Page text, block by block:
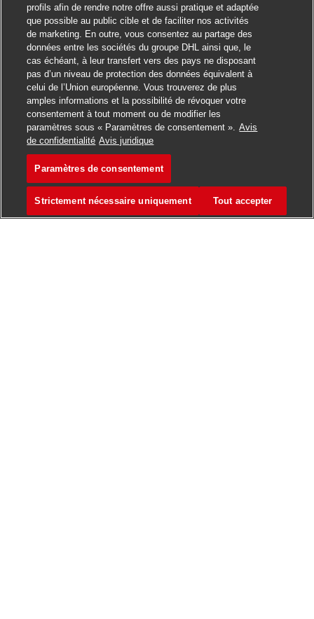
Postuler
Favori
profils afin de rendre notre offre aussi pratique et adaptée
que possible au public cible et de faciliter nos activités
de marketing. En outre, vous consentez au partage des
données entre les sociétés du groupe DHL ainsi que, le
cas échéant, à leur transfert vers des pays ne disposant
pas d’un niveau de protection des données équivalent à
celui de l’Union européenne. Vous trouverez de plus
amples informations et la possibilité de révoquer votre
consentement à tout moment ou de modifier les
paramètres sous « Paramètres de consentement ». Avis
de confidentialité Avis juridique
Paramètres de consentement
Strictement nécessaire uniquement Tout accepter